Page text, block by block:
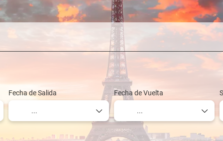
Arriendo de Autos
Fecha de Salida Fecha de Vuelta